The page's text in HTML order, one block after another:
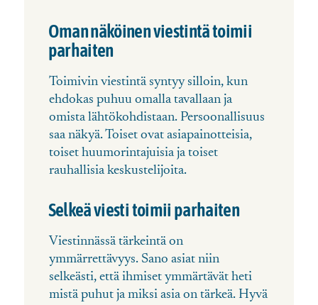
Oman näköinen viestintä toimii
parhaiten
Toimivin viestintä syntyy silloin, kun
ehdokas puhuu omalla tavallaan ja
omista lähtökohdistaan. Persoonallisuus
saa näkyä. Toiset ovat asiapainotteisia,
toiset huumorintajuisia ja toiset
rauhallisia keskustelijoita.
Selkeä viesti toimii parhaiten
Viestinnässä tärkeintä on
ymmärrettävyys. Sano asiat niin
selkeästi, että ihmiset ymmärtävät heti
mistä puhut ja miksi asia on tärkeä. Hyvä